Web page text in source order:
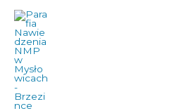
Przejdź
treści